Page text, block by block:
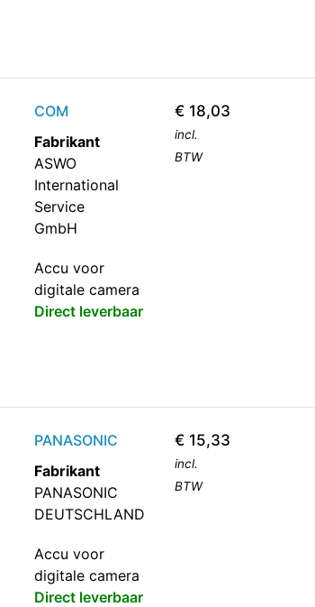
COM
Fabrikant
ASWO
International
Service
GmbH
Accu voor
digitale camera
Direct leverbaar
€ 18,03
incl.
BTW
PANASONIC
Fabrikant
PANASONIC
DEUTSCHLAND
Accu voor
digitale camera
Direct leverbaar
€ 15,33
incl.
BTW